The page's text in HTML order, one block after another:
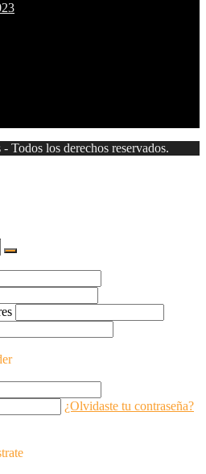
Todos los derechos reservados.
¿Olvidaste tu contraseña?